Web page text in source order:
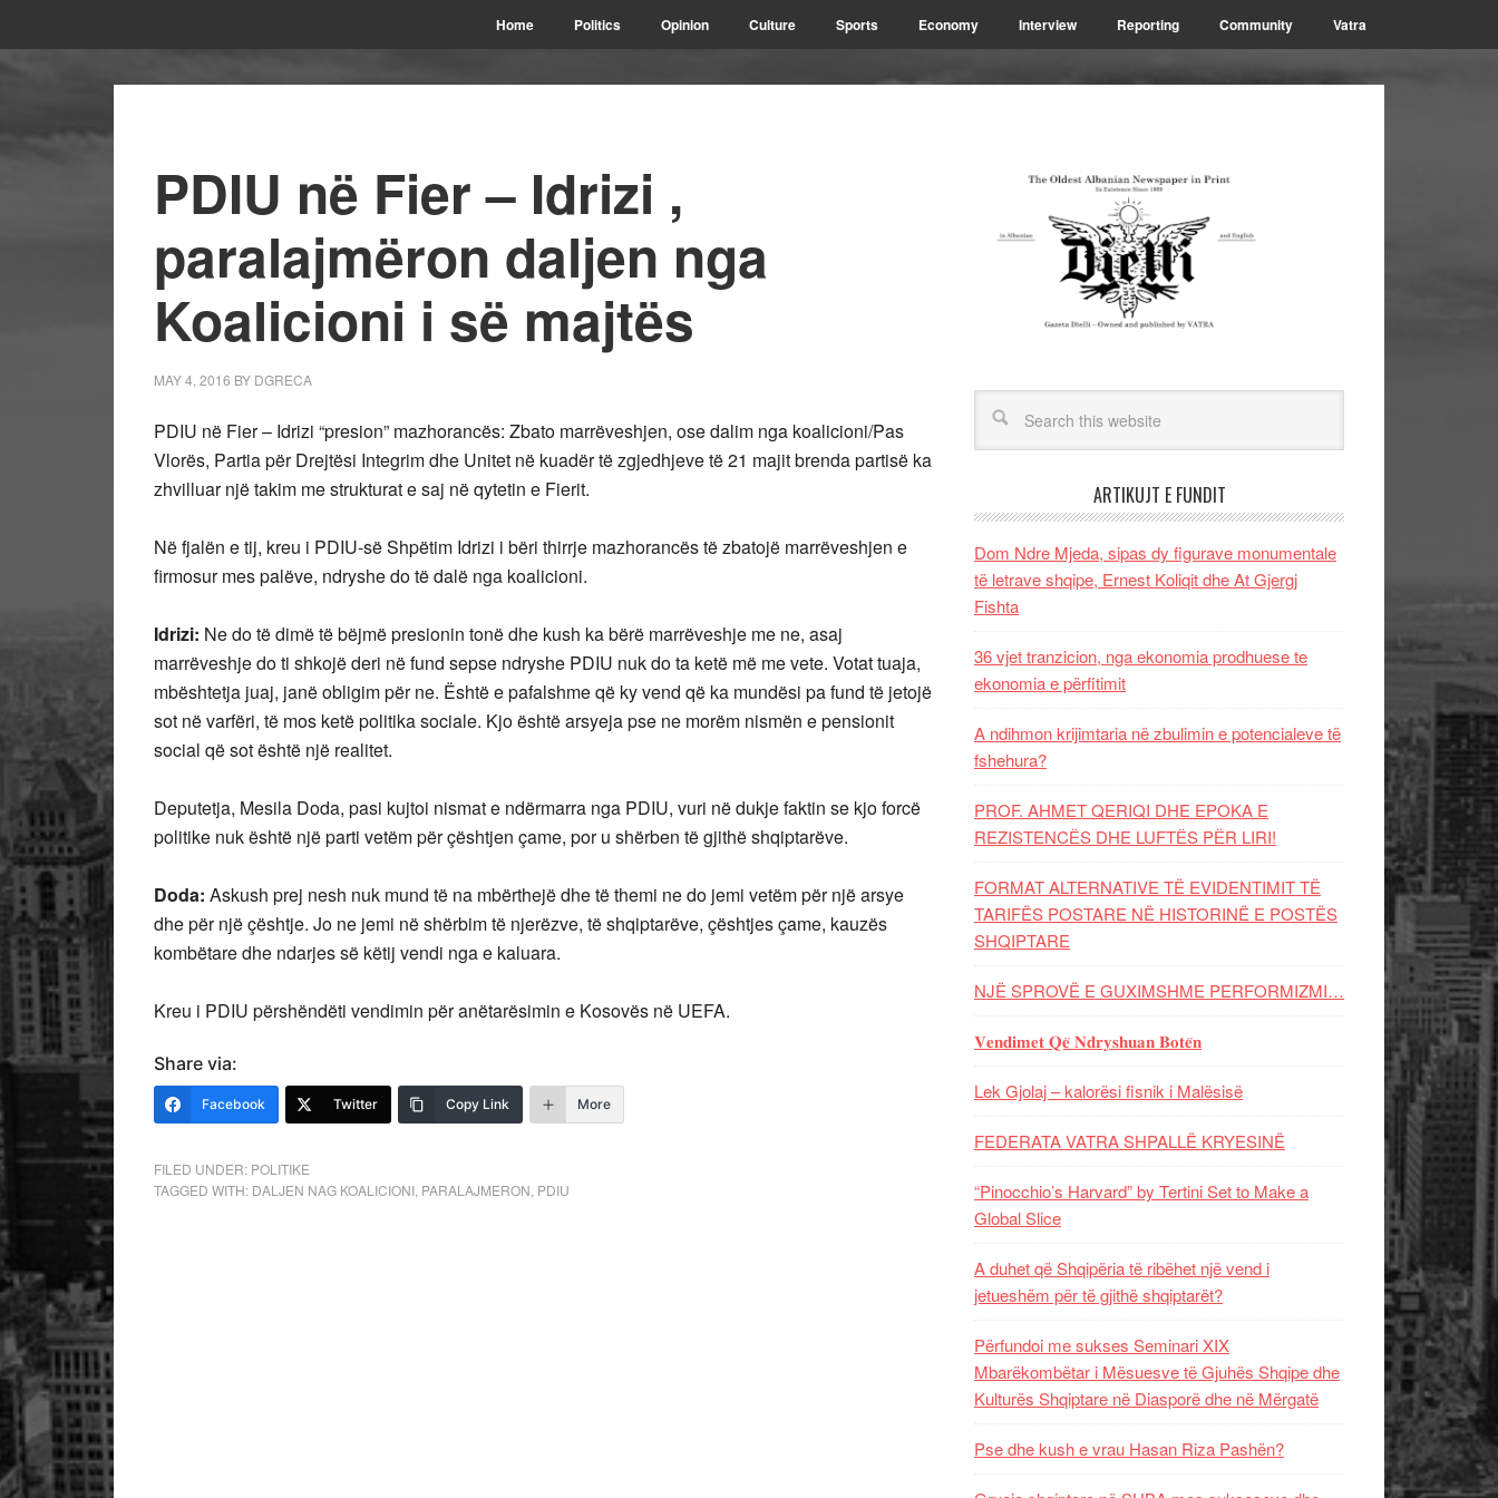
Home Politics Opinion Culture Sports Economy Interview Reporting Community Vatra
PDIU në Fier – Idrizi ,
paralajmëron daljen nga
Koalicioni i së majtës
MAY 4, 2016 BY DGRECA
PDIU në Fier – Idrizi “presion” mazhorancës: Zbato marrëveshjen, ose dalim nga koalicioni/Pas
Vlorës, Partia për Drejtësi Integrim dhe Unitet në kuadër të zgjedhjeve të 21 majit brenda partisë ka
zhvilluar një takim me strukturat e saj në qytetin e Fierit.
Në fjalën e tij, kreu i PDIU-së Shpëtim Idrizi i bëri thirrje mazhorancës të zbatojë marrëveshjen e
firmosur mes palëve, ndryshe do të dalë nga koalicioni.
Idrizi: Ne do të dimë të bëjmë presionin tonë dhe kush ka bërë marrëveshje me ne, asaj
marrëveshje do ti shkojë deri në fund sepse ndryshe PDIU nuk do ta ketë më me vete. Votat tuaja,
mbështetja juaj, janë obligim për ne. Është e pafalshme që ky vend që ka mundësi pa fund të jetojë
sot në varfëri, të mos ketë politika sociale. Kjo është arsyeja pse ne morëm nismën e pensionit
social që sot është një realitet.
Deputetja, Mesila Doda, pasi kujtoi nismat e ndërmarra nga PDIU, vuri në dukje faktin se kjo forcë
politike nuk është një parti vetëm për çështjen çame, por u shërben të gjithë shqiptarëve.
Doda: Askush prej nesh nuk mund të na mbërthejë dhe të themi ne do jemi vetëm për një arsye
dhe për një çështje. Jo ne jemi në shërbim të njerëzve, të shqiptarëve, çështjes çame, kauzës
kombëtare dhe ndarjes së këtij vendi nga e kaluara.
Kreu i PDIU përshëndëti vendimin për anëtarësimin e Kosovës në UEFA.
Share via:
Facebook Twitter Copy Link More
FILED UNDER: POLITIKE
TAGGED WITH: DALJEN NAG KOALICIONI PARALAJMERON PDIU
ARTIKUJT E FUNDIT
Dom Ndre Mjeda, sipas dy figurave monumentale
të letrave shqipe, Ernest Koliqit dhe At Gjergj
Fishta
36 vjet tranzicion, nga ekonomia prodhuese te
ekonomia e përfitimit
A ndihmon krijimtaria në zbulimin e potencialeve të
fshehura?
PROF. AHMET QERIQI DHE EPOKA E
REZISTENCЁS DHE LUFTЁS PЁR LIRI!
FORMAT ALTERNATIVE TË EVIDENTIMIT TË
TARIFËS POSTARE NË HISTORINË E POSTËS
SHQIPTARE
NJË SPROVË E GUXIMSHME PERFORMIZMI…
𝐕𝐞𝐧𝐝𝐢𝐦𝐞𝐭 𝐐𝐞̈ 𝐍𝐝𝐫𝐲𝐬𝐡𝐮𝐚𝐧 𝐁𝐨𝐭𝐞̈𝐧
Lek Gjolaj – kalorësi fisnik i Malësisë
FEDERATA VATRA SHPALLË KRYESINË
“Pinocchio’s Harvard” by Tertini Set to Make a
Global Slice
A duhet që Shqipëria të ribëhet një vend i
jetueshëm për të gjithë shqiptarët?
Përfundoi me sukses Seminari XIX
Mbarëkombëtar i Mësuesve të Gjuhës Shqipe dhe
Kulturës Shqiptare në Diasporë dhe në Mërgatë
Pse dhe kush e vrau Hasan Riza Pashën?